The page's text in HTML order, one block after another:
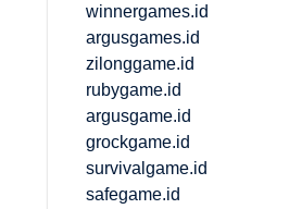
winnergames.id
argusgames.id
zilonggame.id
rubygame.id
argusgame.id
grockgame.id
survivalgame.id
safegame.id